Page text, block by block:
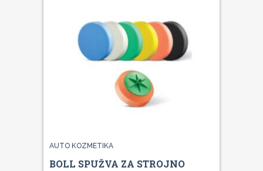
AUTO KOZMETIKA
BOLL SPUŽVA ZA STROJNO